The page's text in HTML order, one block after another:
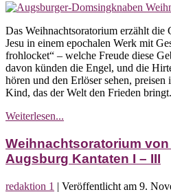
Rorate
coeli
Weihnachtsoratorium
J.
S.
Bach
in
Augsburg
Kantaten
–
Das Weihnachtsoratorium erzählt die
Jesu in einem epochalen Werk mit
frohlocket“ – welche Freude diese
davon künden die Engel, und die
hören und den Erlöser sehen, preisen
Kind, das der Welt den Frieden bringt.
Weiterlesen...
J.
S.
Bach
Augsburg
Weihnachtsoratorium von
Augsburg Kantaten I – III
redaktion 1 | Veröffentlicht am 9.